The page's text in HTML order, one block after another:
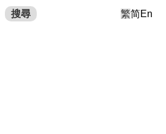
搜尋 繁简En